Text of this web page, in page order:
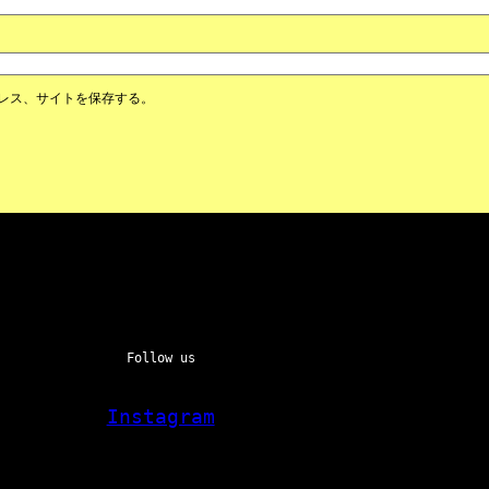
、サイトを保存する。
Follow us
Instagram